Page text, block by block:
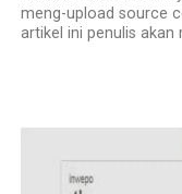
meng-upload source
artikel ini penulis akan